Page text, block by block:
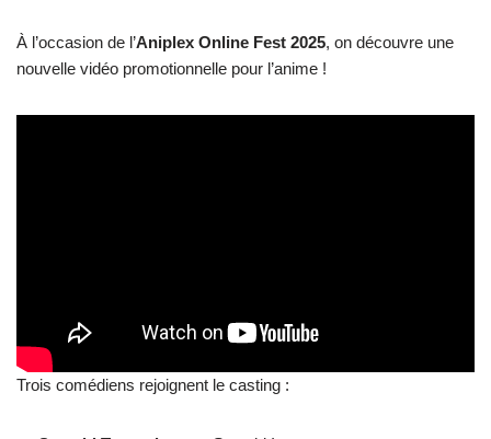
À l’occasion de l’Aniplex Online Fest 2025, on découvre une
nouvelle vidéo promotionnelle pour l’anime !
Trois comédiens rejoignent le casting :